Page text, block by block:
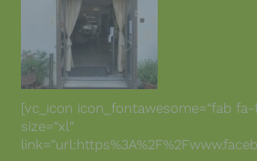
[vc_icon icon_fontawesome=“fab
size=“xl“